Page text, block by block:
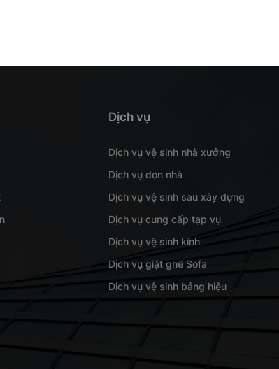
Dịch vụ
Dịch vụ vệ sinh nhà xưởng
Dịch vụ dọn nhà
Dịch vụ vệ sinh sau xây dựng
Dịch vụ cung cấp tạp vụ
Dịch vụ vệ sinh kính
Dịch vụ giặt ghế Sofa
Dịch vụ vệ sinh bảng hiệu